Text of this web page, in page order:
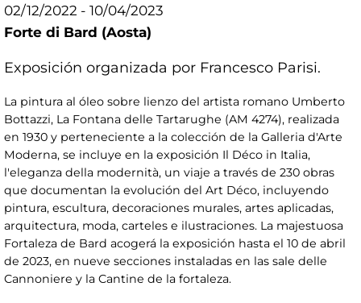
02/12/2022 - 10/04/2023
Forte di Bard (Aosta)
Exposición organizada por Francesco Parisi.
La pintura al óleo sobre lienzo del artista romano Umberto
Bottazzi, La Fontana delle Tartarughe (AM 4274), realizada
en 1930 y perteneciente a la colección de la Galleria d'Arte
Moderna, se incluye en la exposición Il Déco in Italia,
l'eleganza della modernità, un viaje a través de 230 obras
que documentan la evolución del Art Déco, incluyendo
pintura, escultura, decoraciones murales, artes aplicadas,
arquitectura, moda, carteles e ilustraciones. La majestuosa
Fortaleza de Bard acogerá la exposición hasta el 10 de abril
de 2023, en nueve secciones instaladas en las sale delle
Cannoniere y la Cantine de la fortaleza.